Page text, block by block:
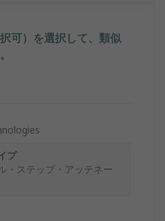
可）を選択して、類似
プ
・ステップ・アッテネー